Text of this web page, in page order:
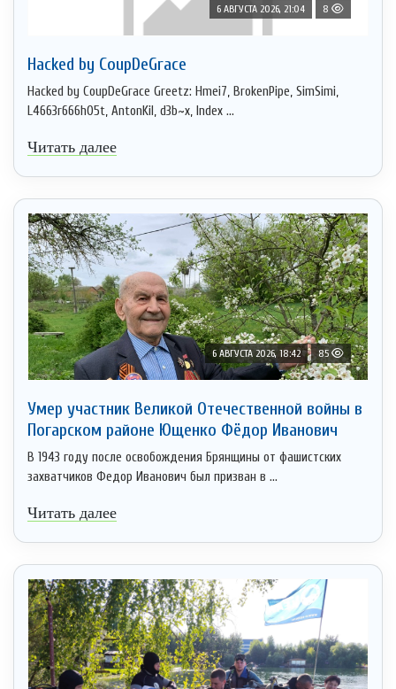
6 АВГУСТА 2026, 21:04 8
Hacked by CoupDeGrace
Hacked by CoupDeGrace Greetz: Hmei7, BrokenPipe, SimSimi,
L4663r666h05t, AntonKil, d3b~x, Index ...
Читать далее
6 АВГУСТА 2026, 18:42 85
Умер участник Великой Отечественной войны в
Погарском районе Ющенко Фёдор Иванович
В 1943 году после освобождения Брянщины от фашистских
захватчиков Федор Иванович был призван в ...
Читать далее